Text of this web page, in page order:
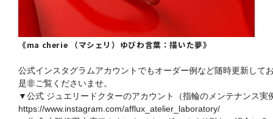
《ma cherie （マシェリ）ゆびわ言葉：描いた夢》
公式インスタグラムアカウントでもオーダー例など随時更新して
是非ご覧くださいませ。
https://www.instagram.com/afflux_atelier_laboratory/